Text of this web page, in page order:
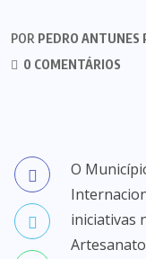
POR PEDRO ANTUNES
0 COMENTÁRIOS
O
iniciativas